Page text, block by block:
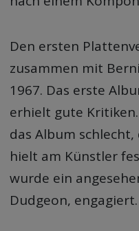
Den ersten
zusammen mit
1967. Das erste
erhielt gute
das Album
hielt am Künstler
wurde ein
Dudgeon, engagiert.